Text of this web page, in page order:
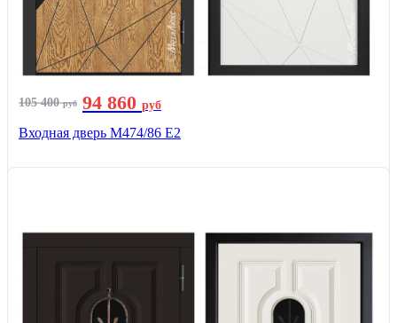
105 400руб 94 860 руб
Входная дверь М474/86 Е2